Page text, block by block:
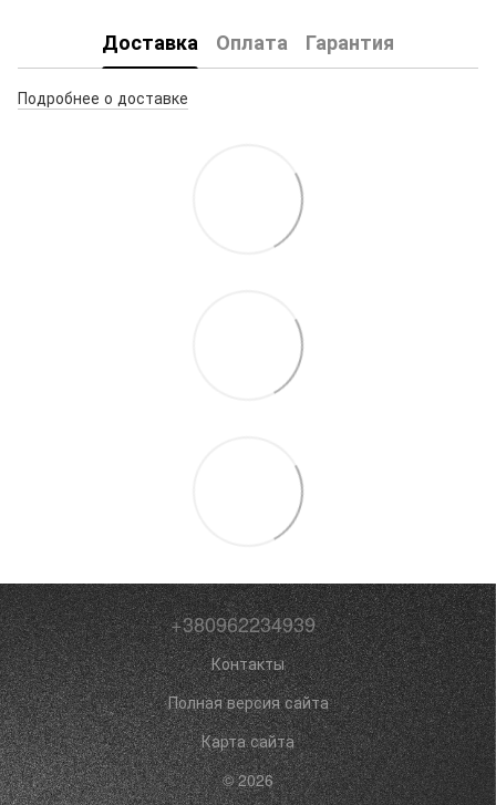
Доставка Оплата Гарантия
Подробнее о доставке
+380962234939
Контакты
Полная версия сайта
Карта сайта
© 2026